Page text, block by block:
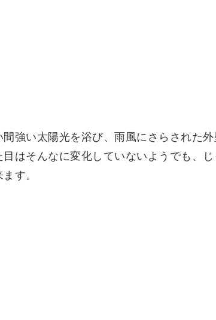
間強い太陽光を浴び、雨風にさらされた
目はそんなに変化していないようでも、
す。